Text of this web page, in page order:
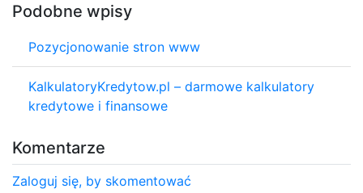
Podobne wpisy
Pozycjonowanie stron www
KalkulatoryKredytow.pl – darmowe kalkulatory
kredytowe i finansowe
Komentarze
Zaloguj się, by skomentować